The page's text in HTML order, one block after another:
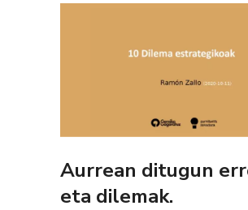
Aurrean ditugun
eta dilemak.